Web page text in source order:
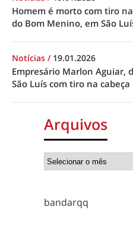
Homem é morto com tiro
do Bom Menino, em São
Notícias / 19.01.2026
Empresário Marlon Aguiar,
São Luís com tiro na cabeça
Arquivos
bandarqq